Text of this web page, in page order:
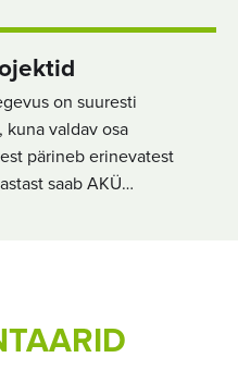
on suuresti
valdav osa
pärineb erinevatest
saab AKÜ…